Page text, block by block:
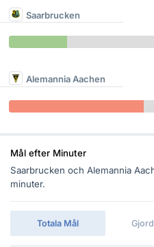
Saarbrucken
Alemannia Aachen
Mål efter Minuter
Saarbrucken och Alemannia
minuter.
Totala Mål